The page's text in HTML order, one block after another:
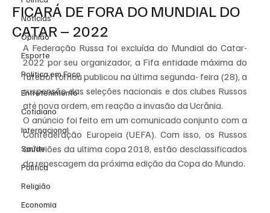
Notícias
Opinião
Esporte
Politica em Foco
Entretenimento
Cotidiano
Internacional
Saúde
Politica
Religião
Economia
FICARÁ DE FORA DO MUNDIAL DO
CATAR – 2022
A Federação Russa foi excluída do Mundial do Catar-
2022 por seu organizador, a Fifa entidade máxima do
futebol tornou publicou na última segunda- feira (28), a
suspensão das seleções nacionais e dos clubes Russos
até nova ordem, em reação a invasão da Ucrânia.
O anúncio foi feito em um comunicado conjunto com a
Confederação Europeia (UEFA). Com isso, os Russos
anfitriões da ultima copa 2018, estão desclassificados
da repescagem da próxima edição da Copa do Mundo.